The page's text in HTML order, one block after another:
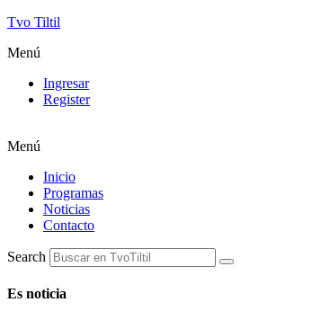
Tvo Tiltil
Menú
Ingresar
Register
Menú
Inicio
Programas
Noticias
Contacto
Search
Es noticia